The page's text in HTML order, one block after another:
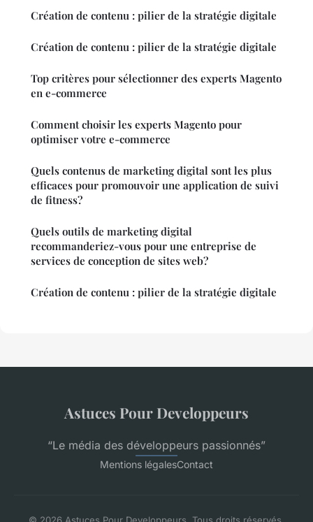
Création de contenu : pilier de la stratégie digitale
Création de contenu : pilier de la stratégie digitale
Top critères pour sélectionner des experts Magento
en e-commerce
Comment choisir les experts Magento pour
optimiser votre e-commerce
Quels contenus de marketing digital sont les plus
efficaces pour promouvoir une application de suivi
de fitness?
Quels outils de marketing digital
recommanderiez-vous pour une entreprise de
services de conception de sites web?
Création de contenu : pilier de la stratégie digitale
Astuces Pour Developpeurs
“Le média des développeurs passionnés”
Mentions légalesContact
© 2026 Astuces Pour Developpeurs. Tous droits réservés.